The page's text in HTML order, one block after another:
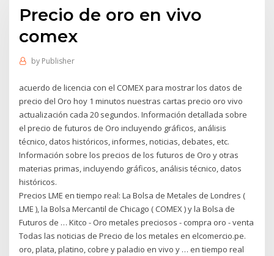
Precio de oro en vivo
comex
by Publisher
acuerdo de licencia con el COMEX para mostrar los datos de
precio del Oro hoy 1 minutos nuestras cartas precio oro vivo
actualización cada 20 segundos. Información detallada sobre
el precio de futuros de Oro incluyendo gráficos, análisis
técnico, datos históricos, informes, noticias, debates, etc.
Información sobre los precios de los futuros de Oro y otras
materias primas, incluyendo gráficos, análisis técnico, datos
históricos.
Precios LME en tiempo real: La Bolsa de Metales de Londres (
LME ), la Bolsa Mercantil de Chicago ( COMEX ) y la Bolsa de
Futuros de … Kitco - Oro metales preciosos - compra oro - venta
Todas las noticias de Precio de los metales en elcomercio.pe.
oro, plata, platino, cobre y paladio en vivo y … en tiempo real